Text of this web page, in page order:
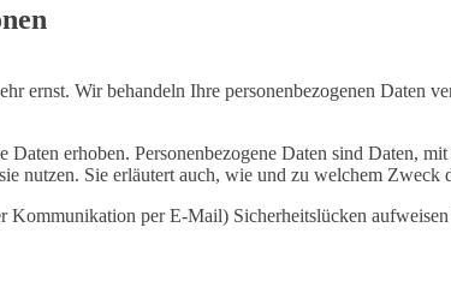
ernst. Wir behandeln Ihre personenbezogenen Daten
Daten erhoben. Personenbezogene Daten sind Daten,
nutzen. Sie erläutert auch, wie und zu welchem Zweck
Kommunikation per E-Mail) Sicherheitslücken